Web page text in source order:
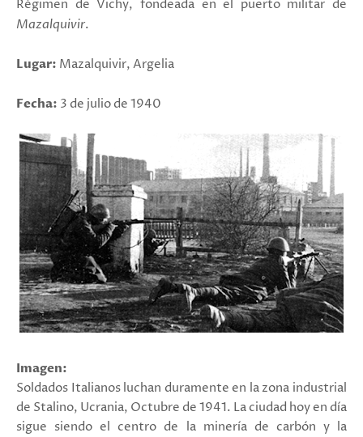
Régimen de Vichy, fondeada en el puerto militar de
Mazalquivir.
Lugar: Mazalquivir, Argelia
Fecha: 3 de julio de 1940
Imagen:
Soldados Italianos luchan duramente en la zona industrial
de Stalino, Ucrania, Octubre de 1941. La ciudad hoy en día
sigue siendo el centro de la minería de carbón y la